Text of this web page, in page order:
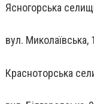
Ясногорська
вул. Миколаївська,
Красноторська